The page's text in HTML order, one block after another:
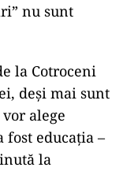
nu sunt
la Cotroceni
deși mai sunt
alege
fost educația –
la